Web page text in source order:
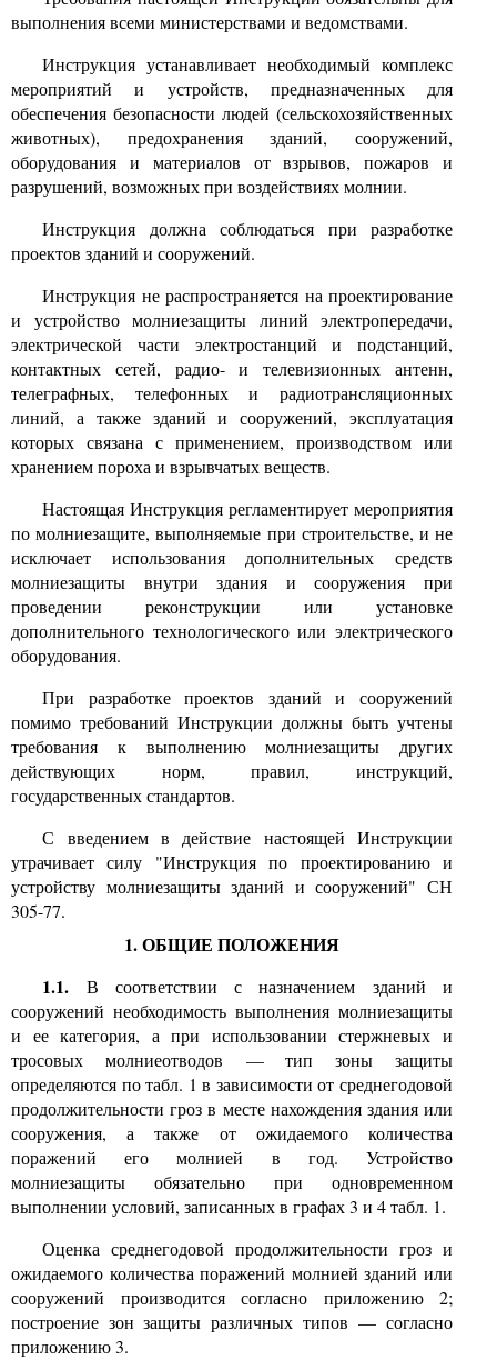
выполнения всеми министерствами и ведомствами.
Инструкция устанавливает необходимый комплекс
мероприятий и устройств, предназначенных для
обеспечения безопасности людей (сельскохозяйственных
животных), предохранения зданий, сооружений,
оборудования и материалов от взрывов, пожаров и
разрушений, возможных при воздействиях молнии.
Инструкция должна соблюдаться при разработке
проектов зданий и сооружений.
Инструкция не распространяется на проектирование
и устройство молниезащиты линий электропередачи,
электрической части электростанций и подстанций,
контактных сетей, радио- и телевизионных антенн,
телеграфных, телефонных и радиотрансляционных
линий, а также зданий и сооружений, эксплуатация
которых связана с применением, производством или
хранением пороха и взрывчатых веществ.
Настоящая Инструкция регламентирует мероприятия
по молниезащите, выполняемые при строительстве, и не
исключает использования дополнительных средств
молниезащиты внутри здания и сооружения при
проведении реконструкции или установке
дополнительного технологического или электрического
оборудования.
При разработке проектов зданий и сооружений
помимо требований Инструкции должны быть учтены
требования к выполнению молниезащиты других
действующих норм, правил, инструкций,
государственных стандартов.
С введением в действие настоящей Инструкции
утрачивает силу "Инструкция по проектированию и
устройству молниезащиты зданий и сооружений" СН
305-77.
1. ОБЩИЕ ПОЛОЖЕНИЯ
1.1. В соответствии с назначением зданий и
сооружений необходимость выполнения молниезащиты
и ее категория, а при использовании стержневых и
тросовых молниеотводов — тип зоны защиты
определяются по табл. 1 в зависимости от среднегодовой
продолжительности гроз в месте нахождения здания или
сооружения, а также от ожидаемого количества
поражений его молнией в год. Устройство
молниезащиты обязательно при одновременном
выполнении условий, записанных в графах 3 и 4 табл. 1.
Оценка среднегодовой продолжительности гроз и
ожидаемого количества поражений молнией зданий или
сооружений производится согласно приложению 2;
построение зон защиты различных типов — согласно
приложению 3.